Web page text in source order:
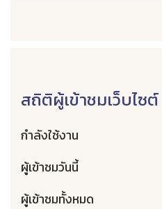
สถิติผู้เข้าชมเว็บไซต์
กำลังใช้งาน
ผู้เข้าชมวันนี้
ผู้เข้าชมทั้งหมด